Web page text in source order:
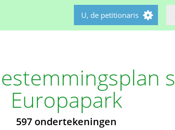
U, de petitionaris
Europapark
597 ondertekeningen